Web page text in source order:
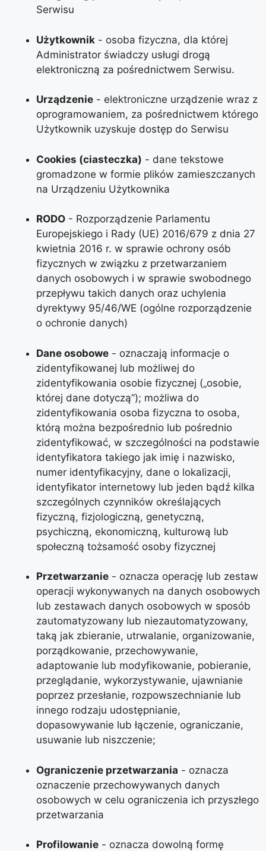
Serwisu
Użytkownik - osoba fizyczna, dla której
Administrator świadczy usługi drogą
elektroniczną za pośrednictwem Serwisu.
Urządzenie - elektroniczne urządzenie wraz z
oprogramowaniem, za pośrednictwem którego
Użytkownik uzyskuje dostęp do Serwisu
Cookies (ciasteczka) - dane tekstowe
gromadzone w formie plików zamieszczanych
na Urządzeniu Użytkownika
RODO - Rozporządzenie Parlamentu
Europejskiego i Rady (UE) 2016/679 z dnia 27
kwietnia 2016 r. w sprawie ochrony osób
fizycznych w związku z przetwarzaniem
danych osobowych i w sprawie swobodnego
przepływu takich danych oraz uchylenia
dyrektywy 95/46/WE (ogólne rozporządzenie
o ochronie danych)
Dane osobowe - oznaczają informacje o
zidentyfikowanej lub możliwej do
zidentyfikowania osobie fizycznej („osobie,
której dane dotyczą”); możliwa do
zidentyfikowania osoba fizyczna to osoba,
którą można bezpośrednio lub pośrednio
zidentyfikować, w szczególności na podstawie
identyfikatora takiego jak imię i nazwisko,
numer identyfikacyjny, dane o lokalizacji,
identyfikator internetowy lub jeden bądź kilka
szczególnych czynników określających
fizyczną, fizjologiczną, genetyczną,
psychiczną, ekonomiczną, kulturową lub
społeczną tożsamość osoby fizycznej
Przetwarzanie - oznacza operację lub zestaw
operacji wykonywanych na danych osobowych
lub zestawach danych osobowych w sposób
zautomatyzowany lub niezautomatyzowany,
taką jak zbieranie, utrwalanie, organizowanie,
porządkowanie, przechowywanie,
adaptowanie lub modyfikowanie, pobieranie,
przeglądanie, wykorzystywanie, ujawnianie
poprzez przesłanie, rozpowszechnianie lub
innego rodzaju udostępnianie,
dopasowywanie lub łączenie, ograniczanie,
usuwanie lub niszczenie;
Ograniczenie przetwarzania - oznacza
oznaczenie przechowywanych danych
osobowych w celu ograniczenia ich przyszłego
przetwarzania
Profilowanie - oznacza dowolną formę